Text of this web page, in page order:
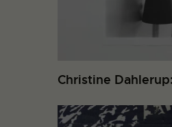
Christine